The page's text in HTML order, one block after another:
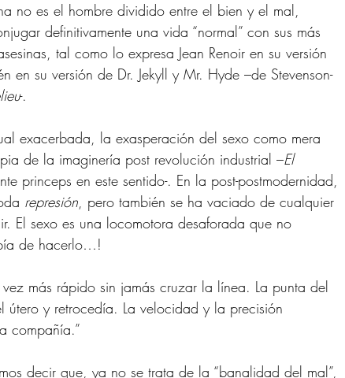
no es el hombre dividido entre el bien y el mal,
definitivamente una vida “normal” con sus más
tal como lo expresa Jean Renoir en su versión
en su versión de Dr. Jekyll y Mr. Hyde –de Stevenson-
-.
exacerbada, la exasperación del sexo como mera
de la imaginería post revolución industrial –El
princeps en este sentido-. En la post-postmodernidad,
represión, pero también se ha vaciado de cualquier
El sexo es una locomotora desaforada que no
de hacerlo…!
más rápido sin jamás cruzar la línea. La punta del
útero y retrocedía. La velocidad y la precisión
compañía.”
decir que, ya no se trata de la “banalidad del mal”,